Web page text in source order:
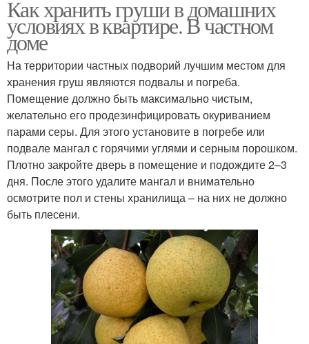
Как хранить груши в домашних
условиях в квартире. В частном
доме
На территории частных подворий лучшим местом для
хранения груш являются подвалы и погреба.
Помещение должно быть максимально чистым,
желательно его продезинфицировать окуриванием
парами серы. Для этого установите в погребе или
подвале мангал с горячими углями и серным порошком.
Плотно закройте дверь в помещение и подождите 2–3
дня. После этого удалите мангал и внимательно
осмотрите пол и стены хранилища – на них не должно
быть плесени.